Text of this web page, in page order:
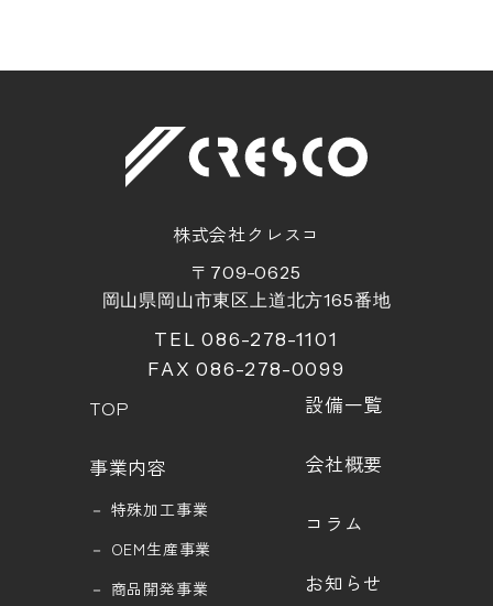
株式会社クレスコ
〒709-0625
岡山県岡山市東区上道北方165番地
TEL 086-278-1101
FAX 086-278-0099
TOP
事業内容
－ 特殊加工事業
－ OEM生産事業
－ 商品開発事業
設備一覧
会社概要
コラム
お知らせ